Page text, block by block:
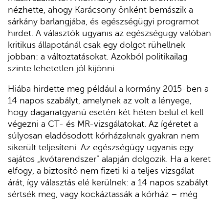
nézhette, ahogy Karácsony önként bemászik a
sárkány barlangjába, és egészségügyi programot
hirdet. A választók ugyanis az egészségügy valóban
kritikus állapotánál csak egy dolgot rühellnek
jobban: a változtatásokat. Azokból politikailag
szinte lehetetlen jól kijönni.
Hiába hirdette meg például a kormány 2015-ben a
14 napos szabályt, amelynek az volt a lényege,
hogy daganatgyanú esetén két héten belül el kell
végezni a CT- és MR-vizsgálatokat. Az ígéretet a
súlyosan eladósodott kórházaknak gyakran nem
sikerült teljesíteni. Az egészségügy ugyanis egy
sajátos „kvótarendszer” alapján dolgozik. Ha a keret
elfogy, a biztosító nem fizeti ki a teljes vizsgálat
árát, így választás elé kerülnek: a 14 napos szabályt
sértsék meg, vagy kockáztassák a kórház – még